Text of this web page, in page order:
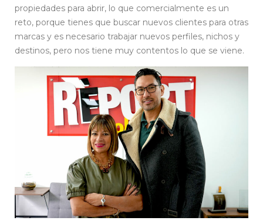
propiedades para abrir, lo que comercialmente es un
reto, porque tienes que buscar nuevos clientes para otras
marcas y es necesario trabajar nuevos perfiles, nichos y
destinos, pero nos tiene muy contentos lo que se viene.